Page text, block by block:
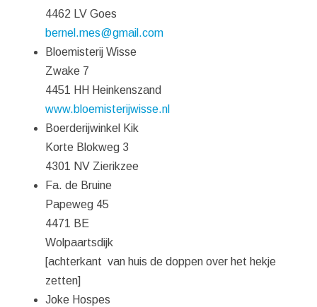
4462 LV Goes
bernel.mes@gmail.com
Bloemisterij Wisse
Zwake 7
4451 HH Heinkenszand
www.bloemisterijwisse.nl
Boerderijwinkel Kik
Korte Blokweg 3
4301 NV Zierikzee
Fa. de Bruine
Papeweg 45
4471 BE
Wolpaartsdijk
[achterkant van huis de doppen over het hekje
zetten]
Joke Hospes